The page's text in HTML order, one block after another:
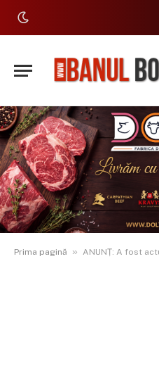
Prima pagină » ANUNȚ: A fost actulizată